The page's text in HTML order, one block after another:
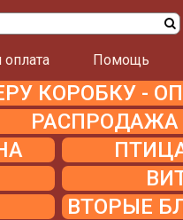
Помощь
КОРОБКУ -
РАСПРОДАЖА
ВТОРЫЕ